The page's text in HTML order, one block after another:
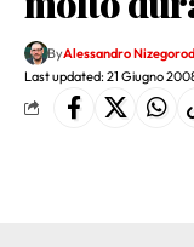
Last updated: 21 Giugno
ByAlessandro